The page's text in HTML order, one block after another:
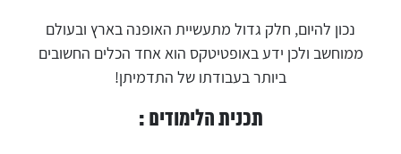
נכון להיום, חלק גדול מתעשיית האופנה בארץ ובעולם
ממוחשב ולכן ידע באופטיטקס הוא אחד הכלים החשובים
ביותר בעבודתו של התדמיתן!
תכנית הלימודים :